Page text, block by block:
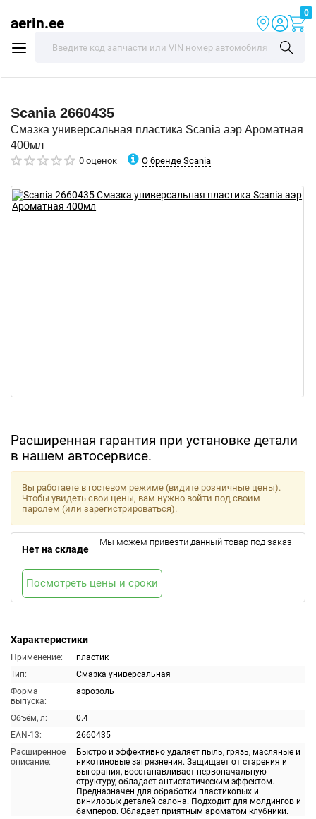
aerin.ee
0
Scania 2660435
Смазка универсальная пластика Scania аэр Ароматная
400мл
0 оценок О бренде Scania
Расширенная гарантия при установке детали
в нашем автосервисе.
Характеристики
Применение:
пластик
Тип:
Смазка универсальная
Форма
выпуска:
аэрозоль
Объём, л:
0.4
EAN-13:
2660435
Расширенное
описание:
Быстро и эффективно удаляет пыль, грязь, масляные и
никотиновые загрязнения. Защищает от старения и
выгорания, восстанавливает первоначальную
структуру, обладает антистатическим эффектом.
Предназначен для обработки пластиковых и
виниловых деталей салона. Подходит для молдингов и
бамперов. Обладает приятным ароматом клубники.
Вы работаете в гостевом режиме (видите розничные цены).
Чтобы увидеть свои цены, вам нужно войти под своим
паролем (или зарегистрироваться).
Нет на складе
Мы можем привезти данный товар под заказ.
Посмотреть цены и сроки